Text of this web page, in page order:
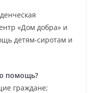
«Дом добра» и
детям-сиротам и
помощь?
граждане;